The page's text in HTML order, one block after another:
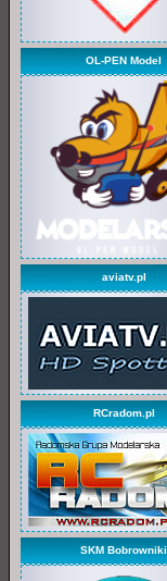
OL-PEN Model
aviatv.pl
RCradom.pl
SKM Bobrowniki